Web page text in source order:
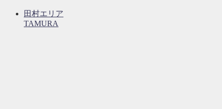
田村エリア
TAMURA